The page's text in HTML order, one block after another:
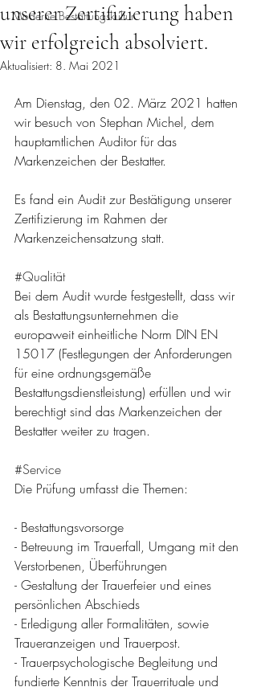
Moderne Bestattungskultur
unserer Zertifizierung haben
wir erfolgreich absolviert.
Aktualisiert: 8. Mai 2021
Am Dienstag, den 02. März 2021 hatten
wir besuch von Stephan Michel, dem
hauptamtlichen Auditor für das
Markenzeichen der Bestatter.
Es fand ein Audit zur Bestätigung unserer
Zertifizierung im Rahmen der
Markenzeichensatzung statt.
#Qualität
Bei dem Audit wurde festgestellt, dass wir
als Bestattungsunternehmen die
europaweit einheitliche Norm DIN EN
15017 (Festlegungen der Anforderungen
für eine ordnungsgemäße
Bestattungsdienstleistung) erfüllen und wir
berechtigt sind das Markenzeichen der
Bestatter weiter zu tragen.
#Service
Die Prüfung umfasst die Themen:
- Bestattungsvorsorge
- Betreuung im Trauerfall, Umgang mit den
Verstorbenen, Überführungen
- Gestaltung der Trauerfeier und eines
persönlichen Abschieds
- Erledigung aller Formalitäten, sowie
Traueranzeigen und Trauerpost.
- Trauerpsychologische Begleitung und
fundierte Kenntnis der Trauerrituale und